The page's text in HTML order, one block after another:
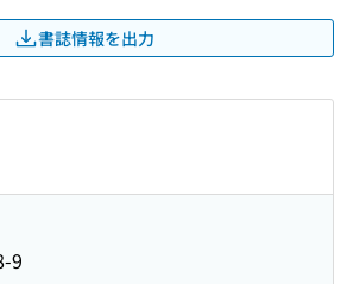
書誌情報を出力
9